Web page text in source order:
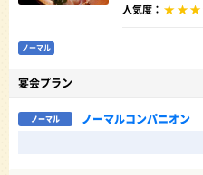
人気度：
ノーマル
宴会プラン
ノーマル
ノーマルコンパニオン